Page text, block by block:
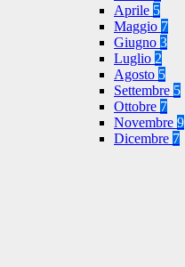
Aprile 5
Maggio 7
Giugno 3
Luglio 2
Agosto 5
Settembre 5
Ottobre 7
Novembre 9
Dicembre 7